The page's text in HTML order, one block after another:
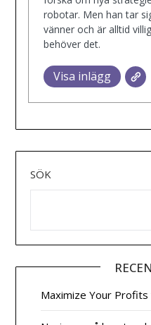
robotar. Men han tar
vänner och är alltid
behöver det.
Visa inlägg
SÖK
Maximize Your